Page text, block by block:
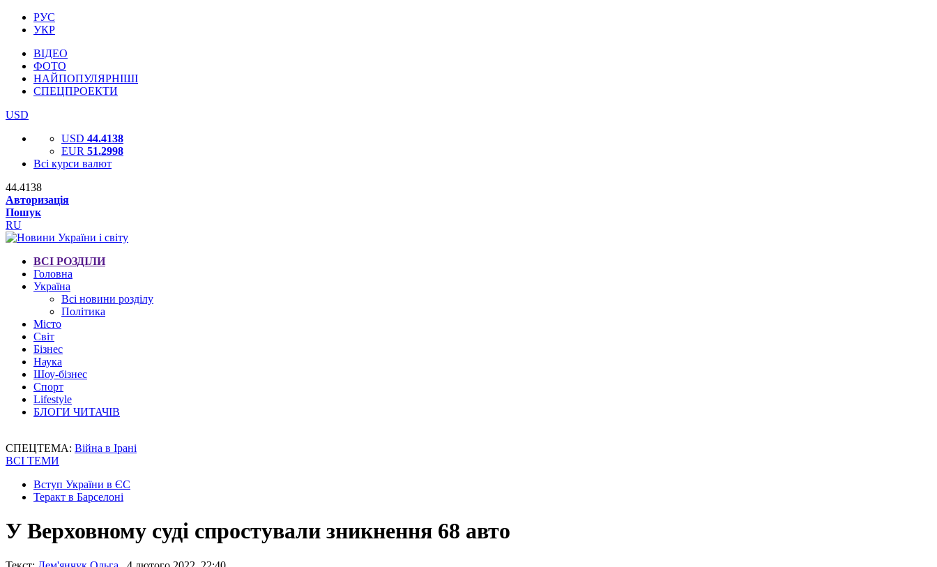
РУС
УКР
ВІДЕО
ФОТО
НАЙПОПУЛЯРНІШІ
СПЕЦПРОЕКТИ
USD
USD 44.4138
EUR 51.2998
Всі курси валют
44.4138
Авторизація
Пошук
RU
ВСІ РОЗДІЛИ
Головна
Україна
Всі новини розділу
Політика
Місто
Світ
Бізнес
Наука
Шоу-бізнес
Спорт
Lifestyle
БЛОГИ ЧИТАЧІВ
СПЕЦТЕМА: Війна в Ірані
ВСІ ТЕМИ
Вступ України в ЄС
Теракт в Барселоні
У Верховному суді спростували зникнення 68 авто